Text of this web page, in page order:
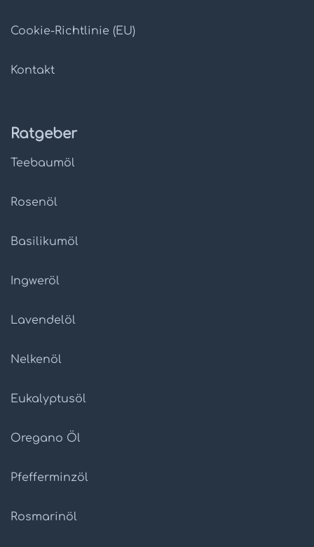
Cookie-Richtlinie (EU)
Kontakt
Ratgeber
Teebaumöl
Rosenöl
Basilikumöl
Ingweröl
Lavendelöl
Nelkenöl
Eukalyptusöl
Oregano Öl
Pfefferminzöl
Rosmarinöl